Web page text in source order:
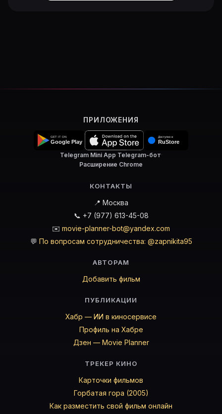
ПРИЛОЖЕНИЯ
Telegram Mini App·Telegram-бот·
Расширение Chrome
КОНТАКТЫ
📍 Москва
📞 +7 (977) 613-45-08
✉️ movie-planner-bot@yandex.com
💬 По вопросам сотрудничества: @zapnikita95
АВТОРАМ
Добавить фильм
ПУБЛИКАЦИИ
Хабр — ИИ в киносервисе
Профиль на Хабре
Дзен — Movie Planner
ТРЕКЕР КИНО
Карточки фильмов
Горбатая гора (2005)
Как разместить свой фильм онлайн